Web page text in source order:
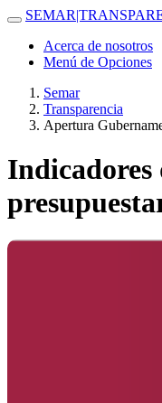
Acerca de nosotros
Menú de Opciones
Semar
Transparencia
Apertura
Indicadores